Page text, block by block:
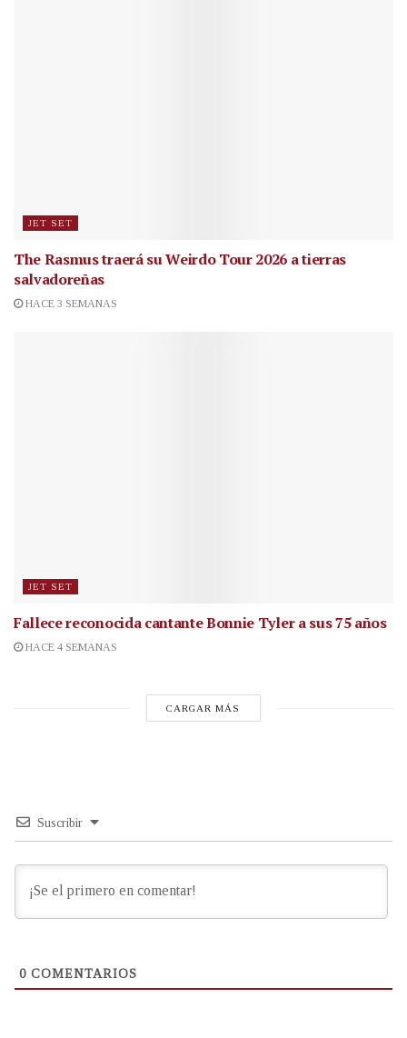
JET SET
The Rasmus traerá su Weirdo Tour 2026 a tierras
salvadoreñas
HACE 3 SEMANAS
JET SET
Fallece reconocida cantanteBonnie Tyler a sus 75 años
HACE 4 SEMANAS
CARGAR MÁS
Suscribir
0 COMENTARIOS